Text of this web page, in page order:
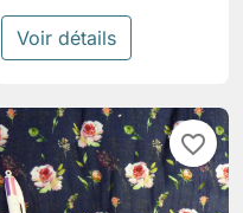
Voir détails
favorite_border